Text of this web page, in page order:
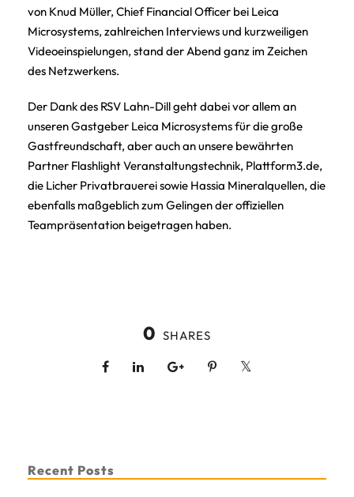
von Knud Müller, Chief Financial Officer bei Leica
Microsystems, zahlreichen Interviews und kurzweiligen
Videoeinspielungen, stand der Abend ganz im Zeichen
des Netzwerkens.
Der Dank des RSV Lahn-Dill geht dabei vor allem an
unseren Gastgeber Leica Microsystems für die große
Gastfreundschaft, aber auch an unsere bewährten
Partner Flashlight Veranstaltungstechnik, Plattform3.de,
die Licher Privatbrauerei sowie Hassia Mineralquellen, die
ebenfalls maßgeblich zum Gelingen der offiziellen
Teampräsentation beigetragen haben.
0 SHARES
Recent Posts